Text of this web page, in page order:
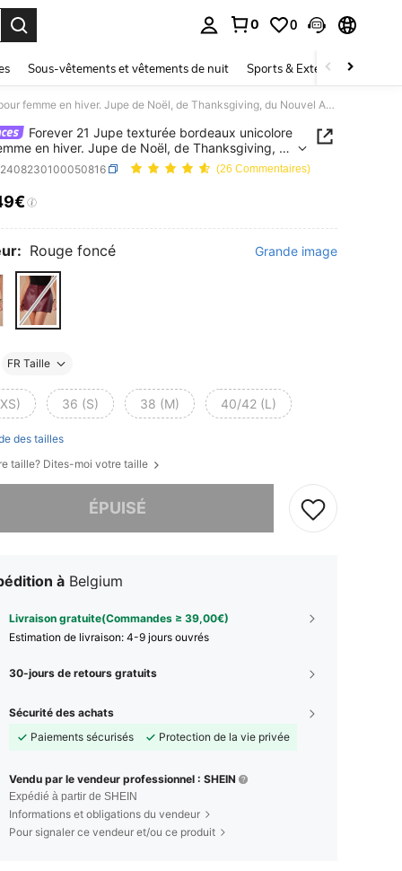
0 0
Sous-vêtements et vêtements de nuit Sports & Extérieur
Forever 21 Jupe texturée bordeaux unicolore pour femme en hiver. Jupe de Noël, de Thanksgiving, du Nouvel An, d'anniversaire - Jupe bordeaux essentielle
Forever 21 Jupe texturée bordeaux unicolore
en hiver. Jupe de Noël, de Thanksgiving, du
An, d'anniversaire - Jupe bordeaux essentielle
(26 Commentaires)
AND AVAILABILITY
Rouge foncé Grande image
FR Taille
36 (S) 38 (M) 40/42 (L)
des tailles
taille? Dites-moi votre taille
ÉPUISÉ
à Belgium
Livraison gratuite(Commandes ≥ 39,00€)
Estimation de livraison: 4-9 jours ouvrés
30-jours de retours gratuits
Sécurité des achats
Paiements sécurisés
Protection de la vie privée
Vendu par le vendeur professionnel : SHEIN
Expédié à partir de SHEIN
Informations et obligations du vendeur
Pour signaler ce vendeur et/ou ce produit